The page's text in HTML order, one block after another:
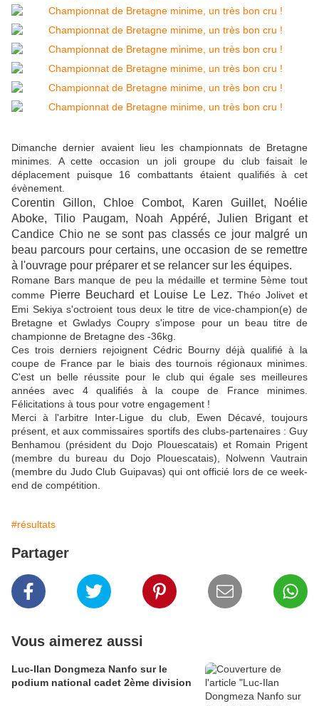
Dimanche dernier avaient lieu les championnats de Bretagne
minimes. A cette occasion un joli groupe du club faisait le
déplacement puisque 16 combattants étaient qualifiés à cet
évènement.
Corentin Gillon, Chloe Combot, Karen Guillet, Noélie
Aboke, Tilio Paugam, Noah Appéré, Julien Brigant et
Candice Chio ne se sont pas classés ce jour malgré un
beau parcours pour certains, une occasion de se remettre
à l'ouvrage pour préparer et se relancer sur les équipes.
Romane Bars manque de peu la médaille et termine 5ème tout
comme Pierre Beuchard et Louise Le Lez. Théo Jolivet et
Emi Sekiya s'octroient tous deux le titre de vice-champion(e) de
Bretagne et Gwladys Coupry s'impose pour un beau titre de
championne de Bretagne des -36kg.
Ces trois derniers rejoignent Cédric Bourny déjà qualifié à la
coupe de France par le biais des tournois régionaux minimes.
C'est un belle réussite pour le club qui égale ses meilleures
années avec 4 qualifiés à la coupe de France minimes.
Félicitations à tous pour votre engagement !
Merci à l'arbitre Inter-Ligue du club, Ewen Décavé, toujours
présent, et aux commissaires sportifs des clubs-partenaires : Guy
Benhamou (président du Dojo Plouescatais) et Romain Prigent
(membre du bureau du Dojo Plouescatais), Nolwenn Vautrain
(membre du Judo Club Guipavas) qui ont officié lors de ce week-
end de compétition.
#résultats
Partager
Vous aimerez aussi
Luc-Ilan Dongmeza Nanfo sur le
podium national cadet 2ème division